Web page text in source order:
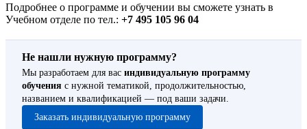
Подробнее о программе и обучении вы сможете узнать в
Учебном отделе по тел.: +7 495 105 96 04
Не нашли нужную программу?
Мы разработаем для вас индивидуальную программу
обучения с нужной тематикой, продолжительностью,
названием и квалификацией — под ваши задачи.
Заказать индивидуальную программу